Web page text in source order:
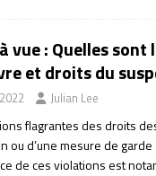
vue : Quelles
et droits du
Julian Lee
flagrantes des droits
ou d’une mesure de
de ces violations est